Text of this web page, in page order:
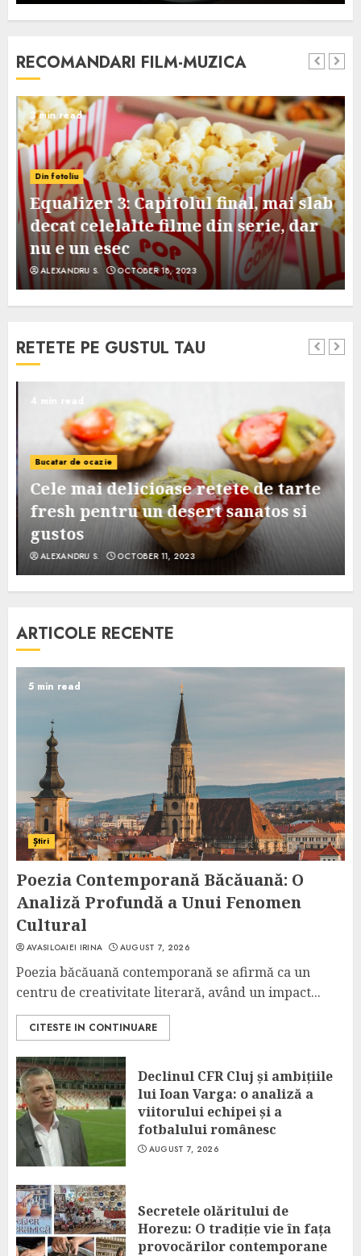
RECOMANDARI FILM-MUZICA
3 min read
Din fotoliu
Equalizer 3: Capitolul final, mai slab
decat celelalte filme din serie, dar
nu e un esec
ALEXANDRU S. OCTOBER 18, 2023
RETETE PE GUSTUL TAU
4 min read
Bucatar de ocazie
Cele mai delicioase retete de tarte
fresh pentru un desert sanatos si
gustos
ALEXANDRU S. OCTOBER 11, 2023
ARTICOLE RECENTE
5 min read
Știri
Poezia Contemporană Băcăuană: O
Analiză Profundă a Unui Fenomen
Cultural
AVASILOAIEI IRINA AUGUST 7, 2026
Poezia băcăuană contemporană se afirmă ca un
centru de creativitate literară, având un impact...
CITESTE IN CONTINUARE
Declinul CFR Cluj și ambițiile
lui Ioan Varga: o analiză a
viitorului echipei și a
fotbalului românesc
AUGUST 7, 2026
Secretele olăritului de
Horezu: O tradiție vie în fața
provocărilor contemporane